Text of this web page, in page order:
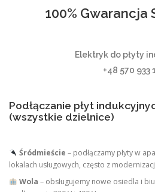
100% Gwarancja
Elektryk do płyty
+48 570 933
Podłączanie płyt
(wszystkie dzielnice)
Śródmieście – podłączamy płyty w
lokalach usługowych, często z
Wola – obsługujemy nowe osiedla i